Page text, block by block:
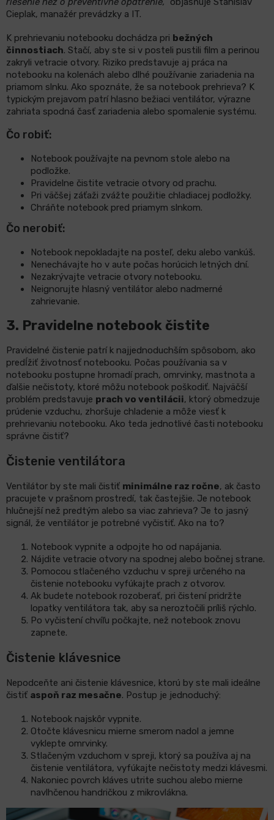
Cieplak, manažér prevádzky a IT.
K prehrievaniu notebooku dochádza pri bežných
činnostiach. Stačí, aby ste si v posteli pustili film a perinou
zakryli vetracie otvory. Riziko predstavuje aj práca na
notebooku na kolenách alebo dlhé používanie zariadenia na
priamom slnku. Ako spoznáte, že sa notebook prehrieva? K
typickým prejavom patrí hlasno bežiaci ventilátor, výrazne
zahriata spodná časť zariadenia alebo spomalenie systému.
Čo robiť:
Notebook používajte na pevnom stole alebo na
podložke.
Pravidelne čistite vetracie otvory od prachu.
Pri väčšej záťaži zvážte použitie chladiacej podložky.
Chráňte notebook pred priamym slnkom.
Čo nerobiť:
Notebook nepokladajte na posteľ, deku alebo vankúš.
Nenechávajte ho v aute počas horúcich letných dní.
Nezakrývajte vetracie otvory notebooku.
Neignorujte hlasný ventilátor alebo nadmerné
zahrievanie.
3. Pravidelne notebook čistite
Pravidelné čistenie patrí k najjednoduchším spôsobom, ako
predĺžiť životnosť notebooku. Počas používania sa v
notebooku postupne hromadí prach, omrvinky, mastnota a
ďalšie nečistoty, ktoré môžu notebook poškodiť. Najväčší
problém predstavuje prach vo ventilácii, ktorý obmedzuje
prúdenie vzduchu, zhoršuje chladenie a môže viesť k
prehrievaniu notebooku. Ako teda jednotlivé časti notebooku
správne čistiť?
Čistenie ventilátora
Ventilátor by ste mali čistiť minimálne raz ročne, ak často
pracujete v prašnom prostredí, tak častejšie. Je notebook
hlučnejší než predtým alebo sa viac zahrieva? Je to jasný
signál, že ventilátor je potrebné vyčistiť. Ako na to?
Notebook vypnite a odpojte ho od napájania.
Nájdite vetracie otvory na spodnej alebo bočnej strane.
Pomocou stlačeného vzduchu v spreji určeného na
čistenie notebooku vyfúkajte prach z otvorov.
Ak budete notebook rozoberať, pri čistení pridržte
lopatky ventilátora tak, aby sa neroztočili príliš rýchlo.
Po vyčistení chvíľu počkajte, než notebook znovu
zapnete.
Čistenie klávesnice
Nepodceňte ani čistenie klávesnice, ktorú by ste mali ideálne
čistiť aspoň raz mesačne. Postup je jednoduchý:
Notebook najskôr vypnite.
Otočte klávesnicu mierne smerom nadol a jemne
vyklepte omrvinky.
Stlačeným vzduchom v spreji, ktorý sa používa aj na
čistenie ventilátora, vyfúkajte nečistoty medzi klávesmi.
Nakoniec povrch kláves utrite suchou alebo mierne
navlhčenou handričkou z mikrovlákna.